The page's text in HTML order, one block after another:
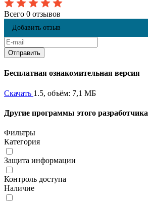
Всего 0 отзывов
Добавить отзыв
Бесплатная ознакомительная версия
Скачать 1.5, объём: 7,1 МБ
Другие программы этого разработчика
Фильтры
Категория
Защита информации
Контроль доступа
Наличие